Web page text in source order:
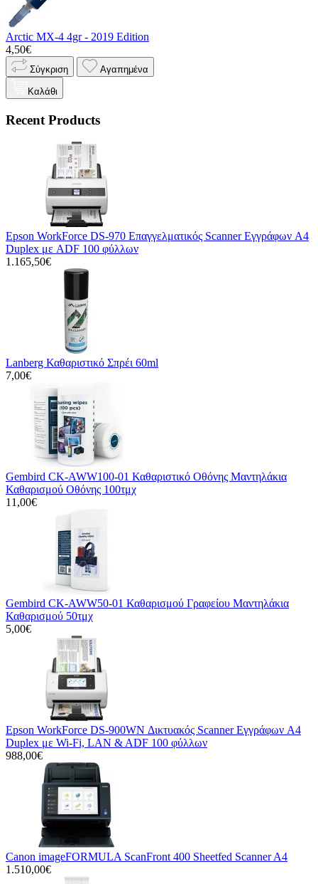
Arctic MX-4 4gr - 2019 Edition
4,50€
Σύγκριση Αγαπημένα
Καλάθι
Recent Products
Epson WorkForce DS-970 Επαγγελματικός Scanner Εγγράφων A4
Duplex με ADF 100 φύλλων
1.165,50€
Lanberg Καθαριστικό Σπρέι 60ml
7,00€
Gembird CK-AWW100-01 Καθαριστικό Οθόνης Μαντηλάκια
Καθαρισμού Οθόνης 100τμχ
11,00€
Gembird CK-AWW50-01 Καθαρισμού Γραφείου Μαντηλάκια
Καθαρισμού 50τμχ
5,00€
Epson WorkForce DS-900WN Δικτυακός Scanner Εγγράφων A4
Duplex με Wi-Fi, LAN & ADF 100 φύλλων
988,00€
Canon imageFORMULA ScanFront 400 Sheetfed Scanner A4
1.510,00€